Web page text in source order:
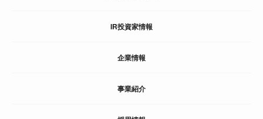
IR投資家情報
企業情報
事業紹介